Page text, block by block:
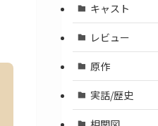
キャスト
レビュー
原作
実話/歴史